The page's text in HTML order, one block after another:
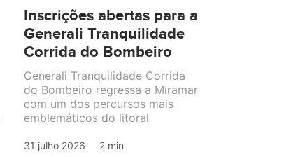
Inscrições abertas para a
Generali Tranquilidade
Corrida do Bombeiro
Generali Tranquilidade Corrida
do Bombeiro regressa a Miramar
com um dos percursos mais
emblemáticos do litoral
31 julho 2026 2 min